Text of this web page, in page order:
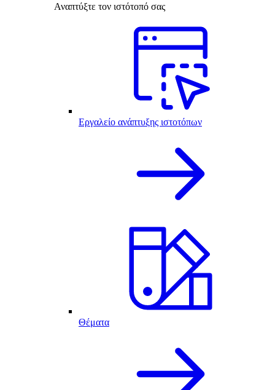
Αναπτύξτε τον ιστότοπό σας
Εργαλείο ανάπτυξης ιστοτόπων
Θέματα